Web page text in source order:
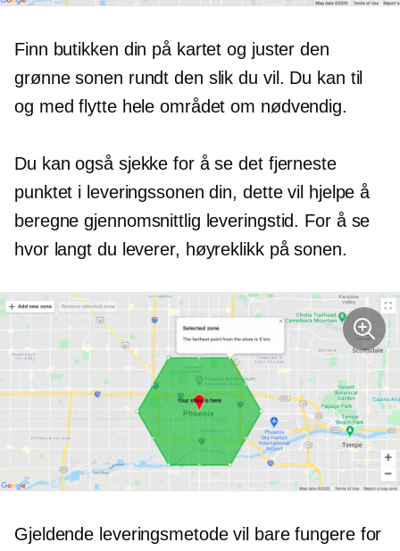
Finn butikken din på kartet og juster den
grønne sonen rundt den slik du vil. Du kan til
og med flytte hele området om nødvendig.
Du kan også sjekke for å se det fjerneste
punktet i leveringssonen din, dette vil hjelpe å
beregne gjennomsnittlig leveringstid. For å se
hvor langt du leverer, høyreklikkpå sonen.
Gjeldende leveringsmetode vil bare fungere for